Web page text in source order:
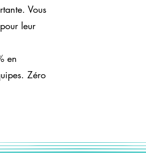
Vous
leur
en
Zéro